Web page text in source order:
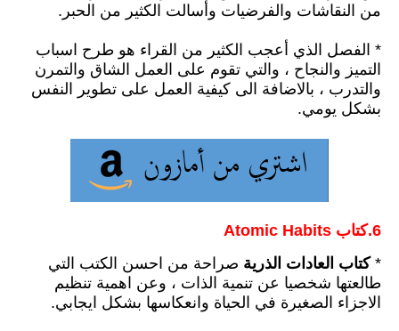
من النقاشات والفرضيات وأسالت الكثير من الحبر.
* الفصل الذي أعجب الكثير من القراء هو طرح اسباب
التميز والنجاح ، والتي تقوم على العمل الشاق والتمرن
والتدرب ، بالاضافة الى كيفية العمل على تطوير النفس
بشكل يومي.
6.كتاب ‎Atomic Habits‎
*كتاب العادات الذرية صراحة من احسن الكتب التي
طالعتها شخصيا عن تنمية الذات ، وعن اهمية تنظيم
الاجزاء الصغيرة في الحياة وانعكاسها بشكل ايجابي.